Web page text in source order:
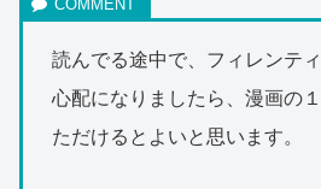
読んでる途中で、フィレンテ
心配になりましたら、漫画の
ただけるとよいと思います。